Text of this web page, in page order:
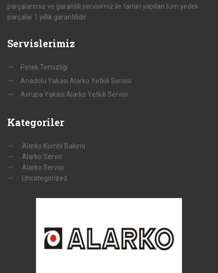
parçalarımız ve garantili servisimiz ile tamiri yapılan tüm yedek
parçalar 1 yıllık garantilidir.
Servislerimiz
Petek Temizliği
Anadolu Yakası Alarko Yetkili Servisi
Avrupa Yakası Alarko Yetkili Servisi
Kategoriler
Alarko Kombi Bakımı
Alarko Servis
Alarko Servisi
Uncategorized